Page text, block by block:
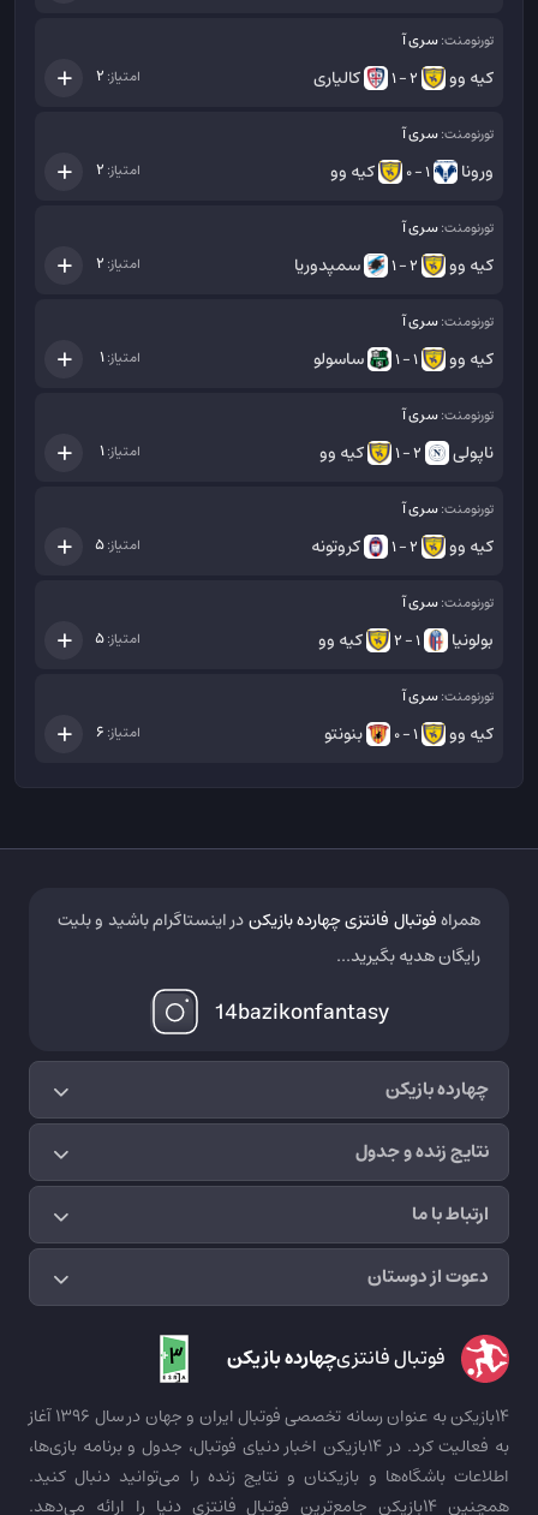
تورنومنت:سری آ
کیه وو 2 - 1 کالیاری امتیاز: 2
تورنومنت:سری آ
ورونا 1 - 0 کیه وو امتیاز: 2
تورنومنت:سری آ
کیه وو 2 - 1 سمپدوریا امتیاز: 2
تورنومنت:سری آ
کیه وو 1 - 1 ساسولو امتیاز:1
تورنومنت:سری آ
ناپولی 2 - 1 کیه وو امتیاز:1
تورنومنت:سری آ
کیه وو 2 - 1 کروتونه امتیاز:5
تورنومنت:سری آ
بولونیا 1 - 2 کیه وو امتیاز:5
تورنومنت:سری آ
کیه وو 1 - 0 بنونتو امتیاز: 6
چهارده بازیکن
نتایج زنده و جدول
ارتباط با ما
دعوت از دوستان
همراهفوتبال فانتزی چهارده بازیکندر اینستاگرام باشید و بلیت
رایگان هدیه بگیرید...
14bazikonfantasy
فوتبال فانتزیچهارده بازیکن
14بازیکن به عنوان رسانه تخصصی فوتبال ایران و جهان در سال 1396 آغاز
به فعالیت کرد. در 14بازیکن اخبار دنیای فوتبال، جدول و برنامه بازی‌ها،
اطلاعات باشگاه‌ها و بازیکنان و نتایج زنده را می‌توانید دنبال کنید.
همچنین 14بازیکن جامع‌ترین فوتبال فانتزی دنیا را ارائه می‌دهد.